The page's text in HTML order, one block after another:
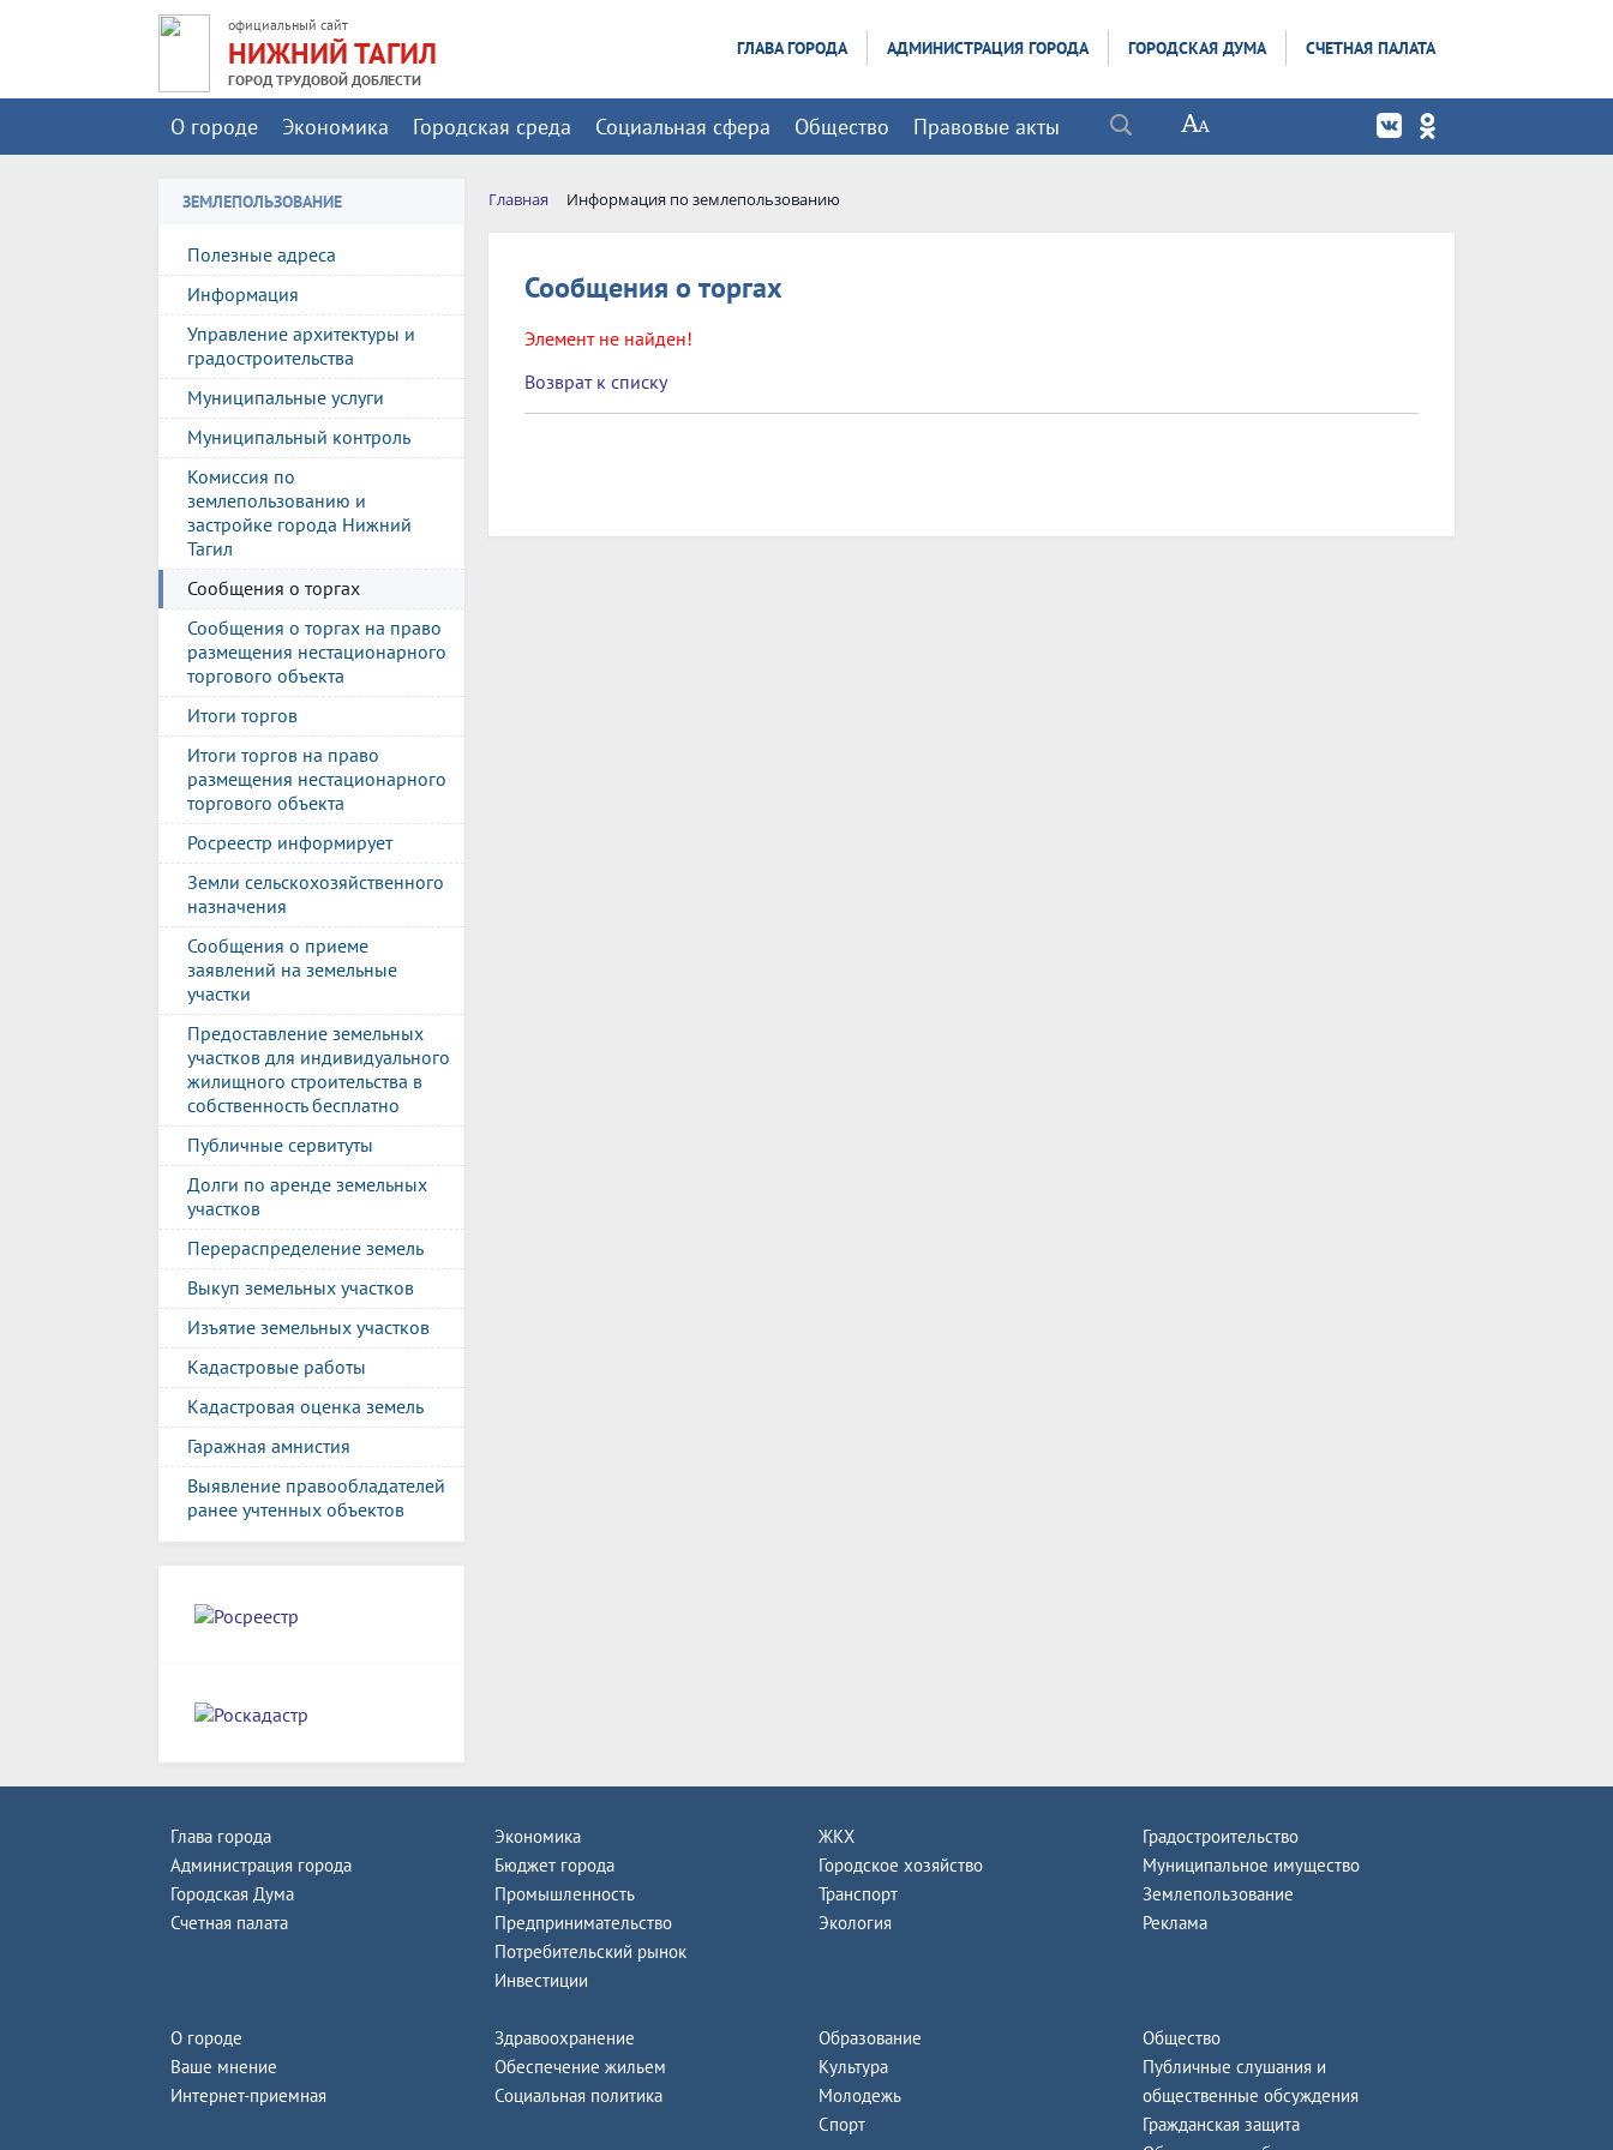
официальный сайт
НИЖНИЙ ТАГИЛ
ГОРОД ТРУДОВОЙ ДОБЛЕСТИ
ГЛАВА ГОРОДА АДМИНИСТРАЦИЯ ГОРОДА ГОРОДСКАЯ ДУМА СЧЕТНАЯ ПАЛАТА
О городе Экономика Городская среда Социальная сфера Общество Правовые акты
ЗЕМЛЕПОЛЬЗОВАНИЕ
Полезные адреса
Информация
Управление архитектуры и
градостроительства
Муниципальные услуги
Муниципальный контроль
Комиссия по
землепользованию и
застройке города Нижний
Тагил
Сообщения о торгах
Сообщения о торгах на право
размещения нестационарного
торгового объекта
Итоги торгов
Итоги торгов на право
размещения нестационарного
торгового объекта
Росреестр информирует
Земли сельскохозяйственного
назначения
Сообщения о приеме
заявлений на земельные
участки
Предоставление земельных
участков для индивидуального
жилищного строительства в
собственность бесплатно
Публичные сервитуты
Долги по аренде земельных
участков
Перераспределение земель
Выкуп земельных участков
Изъятие земельных участков
Кадастровые работы
Кадастровая оценка земель
Гаражная амнистия
Выявление правообладателей
ранее учтенных объектов
Главная Информация по землепользованию
Сообщения о торгах
Элемент не найден!
Возврат к списку
Глава города
Администрация города
Городская Дума
Счетная палата
Экономика
Бюджет города
Промышленность
Предпринимательство
Потребительский рынок
Инвестиции
ЖКХ
Городское хозяйство
Транспорт
Экология
Градостроительство
Муниципальное имущество
Землепользование
Реклама
О городе
Ваше мнение
Интернет-приемная
Здравоохранение
Обеспечение жильем
Социальная политика
Образование
Культура
Молодежь
Спорт
Общество
Публичные слушания и
общественные обсуждения
Гражданская защита